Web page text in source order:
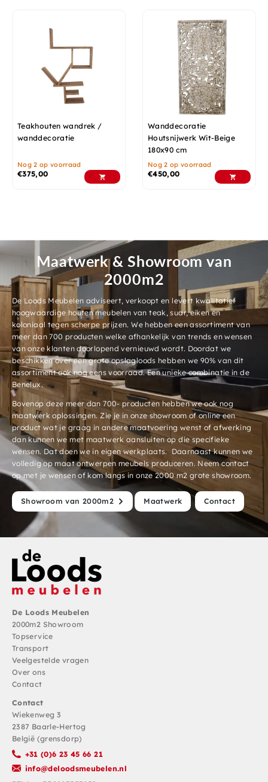
Teakhouten wandrek /
wanddecoratie
Nog 2 op voorraad
€375,00
Wanddecoratie
Houtsnijwerk Wit-Beige
180x90 cm
Nog 2 op voorraad
€450,00
Maatwerk & Showroom van
2000m2
De Loods Meubelen adviseert, verkoopt en levert kwalitatief
hoogwaardige houten meubelen van teak, suar, eiken en
koloniaal tegen scherpe prijzen. We hebben een assortiment van
meer dan 700 producten welke afhankelijk van trends en wensen
van onze klanten doorlopend vernieuwd wordt. Doordat we
beschikken over een grote opslagloods hebben we 90% van dit
assortiment ook nog eens voorraad. Een unieke combinatie in de
Benelux.
Bovenop deze meer dan 700- producten hebben we ook nog
maatwerk oplossingen. Zie je in onze showroom of online een
product wat je graag in andere maatvoering wenst of afwerking
dan kunnen we met maatwerk aansluiten op die specifieke
wensen. Dat doen we in eigen werkplaats. Daarnaast kunnen we
volledig op maat ontwerpen meubels produceren. Neem contact
op met je wensen of kom langs in onze 2000 m2 grote showroom.
Showroom van 2000m2 Maatwerk Contact
De Loods Meubelen
2000m2 Showroom
Topservice
Transport
Veelgestelde vragen
Over ons
Contact
Contact
Wiekenweg 3
2387 Baarle-Hertog
België (grensdorp)
+31 (0)6 23 45 66 21
info@deloodsmeubelen.nl